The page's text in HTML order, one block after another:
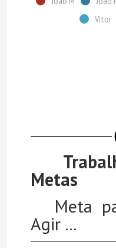
Vitor
Metas
Meta
Agir ...